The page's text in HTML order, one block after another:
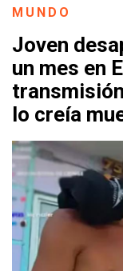
MUNDO
Joven
un mes en
lo creía